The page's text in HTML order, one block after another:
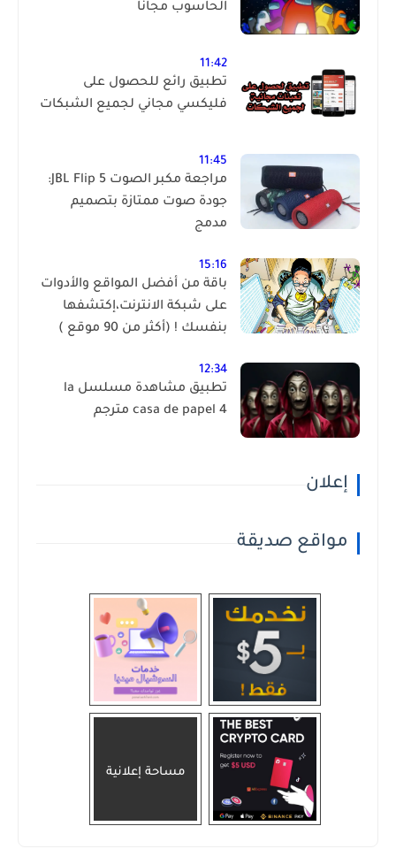
الحاسوب مجانا
11:42
تطبيق رائع للحصول على
فليكسي مجاني لجميع الشبكات
11:45
مراجعة مكبر الصوت JBL Flip 5:
جودة صوت ممتازة بتصميم
مدمج
15:16
باقة من أفضل المواقع والأدوات
على شبكة الانترنت،إكتشفها
بنفسك ! (أكثر من 90 موقع )
12:34
تطبيق مشاهدة مسلسل la
casa de papel 4 مترجم
إعلان
مواقع صديقة
مساحة إعلانية